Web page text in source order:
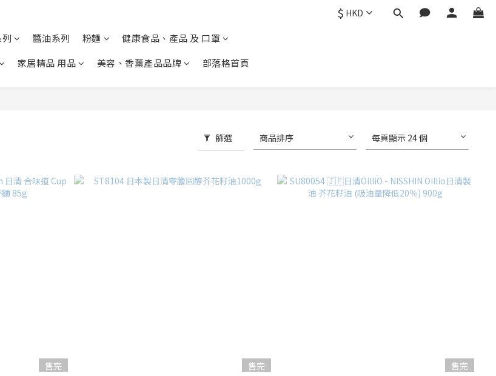
$ HKD
醬油系列 粉麵
健康食品、產品 及 口罩
家居精品 用品 美容、香薰產品品牌 部落格首頁
篩選 商品排序 每頁顯示 24 個
售完
售完
售完